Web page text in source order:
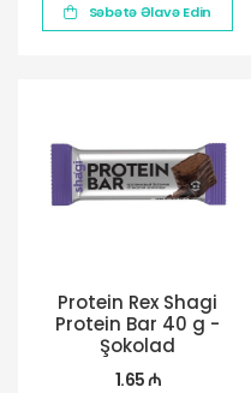
Səbətə Əlavə Edin
Protein Rex Shagi
Protein Bar 40 g -
Şokolad
1.65 ₼